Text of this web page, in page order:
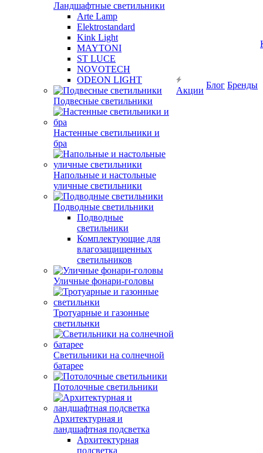
Ландшафтные светильники
Arte Lamp
Elektrostandard
Kink Light
MAYTONI
ST LUCE
NOVOTECH
ODEON LIGHT
Подвесные светильники
Настенные светильники и
бра
Напольные и настольные
уличные светильники
Подводные светильники
Подводные
светильники
Комплектующие для
влагозащищенных
светильников
Уличные фонари-головы
Тротуарные и газонные
светильнки
Светильники на солнечной
батарее
Потолочные светильники
Архитектурная и
ландшафтная подсветка
Архитектурная
подсветка
Акции
Блог Бренды